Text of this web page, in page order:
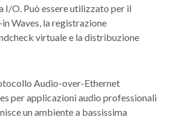
I/O. Può essere utilizzato per il
Waves, la registrazione
virtuale e la distribuzione
Audio-over-Ethernet
per applicazioni audio professionali
un ambiente a bassissima